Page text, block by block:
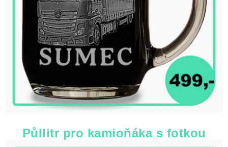
Půllitr pro kamioňáka s fotkou